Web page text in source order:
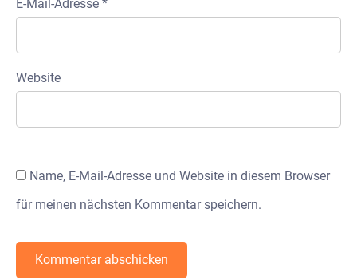
E-Mail-Adresse *
Website
Name, E-Mail-Adresse und Website in diesem Browser
für meinen nächsten Kommentar speichern.